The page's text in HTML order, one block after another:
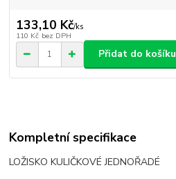
133,10 Kč/ks
110 Kč bez DPH
Přidat do košíku
Kompletní specifikace
LOŽISKO KULIČKOVÉ JEDNOŘADÉ